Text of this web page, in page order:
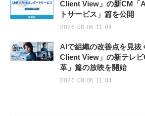
Client View」の新CM「
トサービス」篇を公開
2026.08.06 11:04
AIで組織の改善点を見抜
Client View」の新テレ
革」篇の放映を開始
2026.08.06 11:04